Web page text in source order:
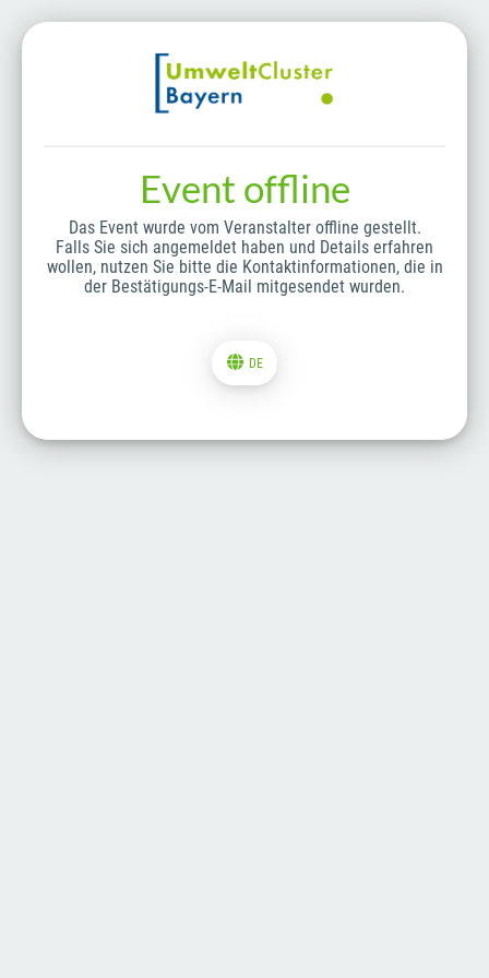
Event offline
Das Event wurde vom Veranstalter offline gestellt.
Falls Sie sich angemeldet haben und Details erfahren
wollen, nutzen Sie bitte die Kontaktinformationen, die in
der Bestätigungs-E-Mail mitgesendet wurden.
DE